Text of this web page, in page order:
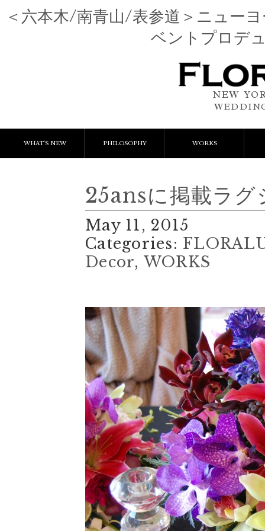
＜六本木/南青山/表参道＞ニュー
ベントプロデ
NEW
WHAT'S NEW PHILOSOPHY WORKS
Client Works
Lesson
25ansに掲載ラグ
May 11, 2015
Categories:
Decor, WORKS